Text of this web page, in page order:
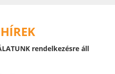
rendelkezésre áll